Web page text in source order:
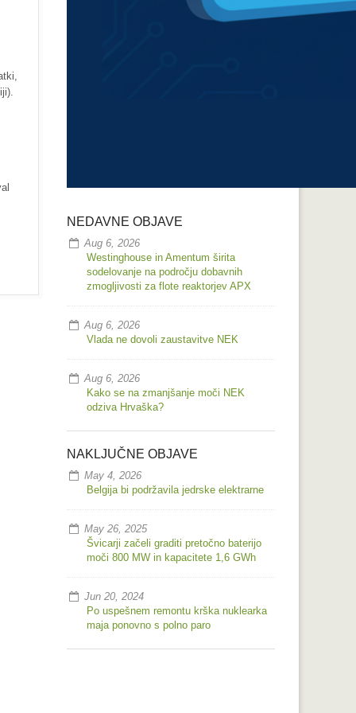
NEDAVNE OBJAVE
Aug 6, 2026
Westinghouse in Amentum širita
sodelovanje na področju dobavnih
zmogljivosti za flote reaktorjev APX
Aug 6, 2026
Vlada ne dovoli zaustavitve NEK
Aug 6, 2026
Kako se na zmanjšanje moči NEK
odziva Hrvaška?
NAKLJUČNE OBJAVE
May 4, 2026
Belgija bi podržavila jedrske elektrarne
May 26, 2025
Švicarji začeli graditi pretočno baterijo
moči 800 MW in kapacitete 1,6 GWh
Jun 20, 2024
Po uspešnem remontu krška nuklearka
maja ponovno s polno paro